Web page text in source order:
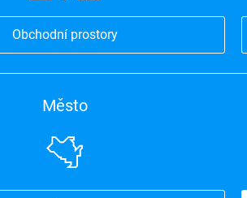
Obchodní prostory
Město